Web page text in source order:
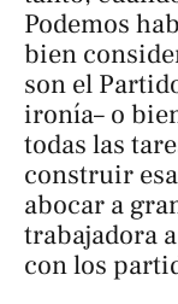
Podemos
bien
son el
ironía– o
todas las
construir
abocar a
trabajadora
con los